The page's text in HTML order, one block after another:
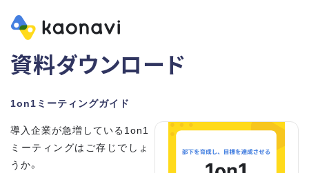
資料ダウンロード
1on1ミーティングガイド
導入企業が急増している1on1
ミーティングはご存じでしょ
うか。